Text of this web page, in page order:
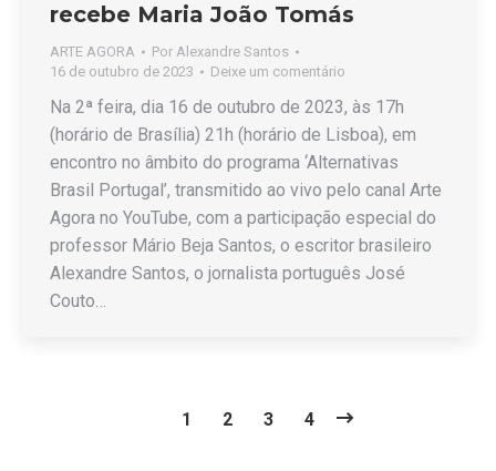
recebe Maria João Tomás
ARTE AGORA Por Alexandre Santos
16 de outubro de 2023
Deixe um comentário
Na 2ª feira, dia 16 de outubro de 2023, às 17h
(horário de Brasília) 21h (horário de Lisboa), em
encontro no âmbito do programa ‘Alternativas
Brasil Portugal’, transmitido ao vivo pelo canal Arte
Agora no YouTube, com a participação especial do
professor Mário Beja Santos, o escritor brasileiro
Alexandre Santos, o jornalista português José
Couto…
1 2 3 4